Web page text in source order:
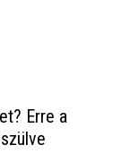
Erre a